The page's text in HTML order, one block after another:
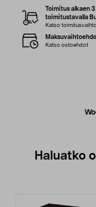
Toimitus alkaen
toimitustavalla
Katso
Katso ostoehdot
Haluatko